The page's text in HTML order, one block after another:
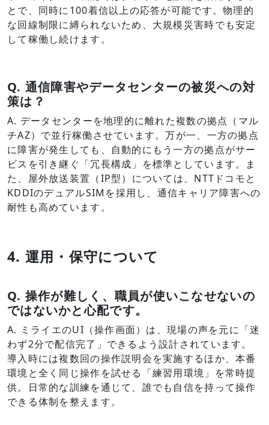
とで、同時に100着信以上の応答が可能です。物理的
な回線制限に縛られないため、大規模災害時でも安定
して稼働し続けます。
Q. 通信障害やデータセンターの被災への対
策は？
A. データセンターを地理的に離れた複数の拠点（マル
チAZ）で並行稼働させています。万が一、一方の拠点
に障害が発生しても、自動的にもう一方の拠点がサー
ビスを引き継ぐ「冗長構成」を標準としています。ま
た、屋外放送装置（IP型）については、NTTドコモと
KDDIのデュアルSIMを採用し、通信キャリア障害への
耐性も高めています。
4. 運用・保守について
Q. 操作が難しく、職員が使いこなせないの
ではないかと心配です。
A. ミライエのUI（操作画面）は、現場の声を元に「迷
わず2分で配信完了」できるよう設計されています。
導入時には複数回の操作説明会を実施するほか、本番
環境と全く同じ操作を試せる「練習用環境」を常時提
供。日常的な訓練を通じて、誰でも自信を持って操作
できる体制を整えます。